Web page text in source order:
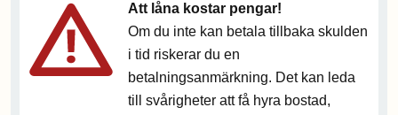
Att låna kostar pengar!
Om du inte kan betala tillbaka skulden
i tid riskerar du en
betalningsanmärkning. Det kan leda
till svårigheter att få hyra bostad,